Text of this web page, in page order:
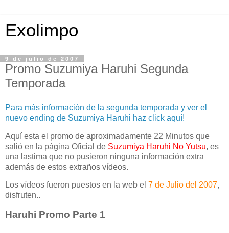
Exolimpo
9 de julio de 2007
Promo Suzumiya Haruhi Segunda
Temporada
Para más información de la segunda temporada y ver el
nuevo ending de Suzumiya Haruhi haz click aquí!
Aquí esta el promo de aproximadamente 22 Minutos que
salió en la página Oficial de Suzumiya Haruhi No Yutsu, es
una lastima que no pusieron ninguna información extra
además de estos extraños vídeos.
Los vídeos fueron puestos en la web el 7 de Julio del 2007,
disfruten..
Haruhi Promo Parte 1